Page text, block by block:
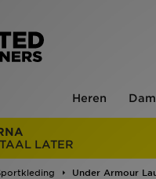
Heren
LATER
Under Armour